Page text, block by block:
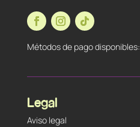
Métodos de pago disponibles:
Legal
Aviso legal